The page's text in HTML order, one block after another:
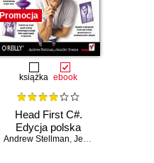
Promocja
książka ebook
Head First C#.
Edycja polska
Andrew Stellman, Jennifer Greene